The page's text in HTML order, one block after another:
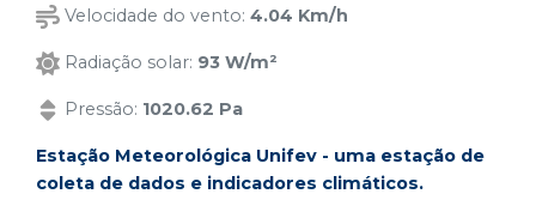
Velocidade do vento: 4.04 Km/h
Radiação solar: 93 W/m²
Pressão: 1020.62 Pa
Estação Meteorológica Unifev - uma estação de
coleta de dados e indicadores climáticos.